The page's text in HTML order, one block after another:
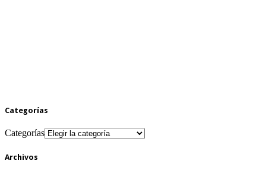
Categorías
Categorías
Archivos